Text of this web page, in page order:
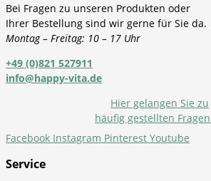
Bei Fragen zu unseren Produkten oder
Ihrer Bestellung sind wir gerne für Sie da.
Montag – Freitag: 10 – 17 Uhr
+49 (0)821 527911
info@happy-vita.de
Hier gelangen Sie zu
häufig gestellten
Facebook Instagram Pinterest Youtube
Service